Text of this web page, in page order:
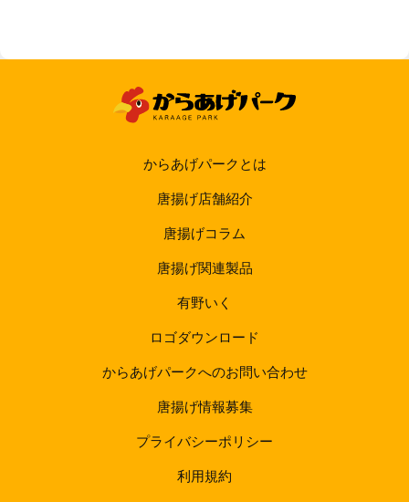
からあげパークとは
唐揚げ店舗紹介
唐揚げコラム
唐揚げ関連製品
有野いく
ロゴダウンロード
からあげパークへのお問い合わせ
唐揚げ情報募集
プライバシーポリシー
利用規約